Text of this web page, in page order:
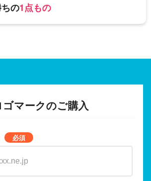
の1点もの
ゴマークのご購入